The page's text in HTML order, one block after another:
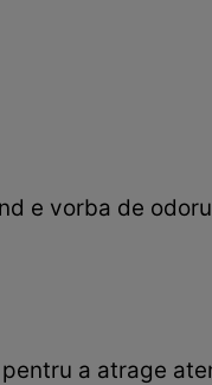
e vorba de
a atrage